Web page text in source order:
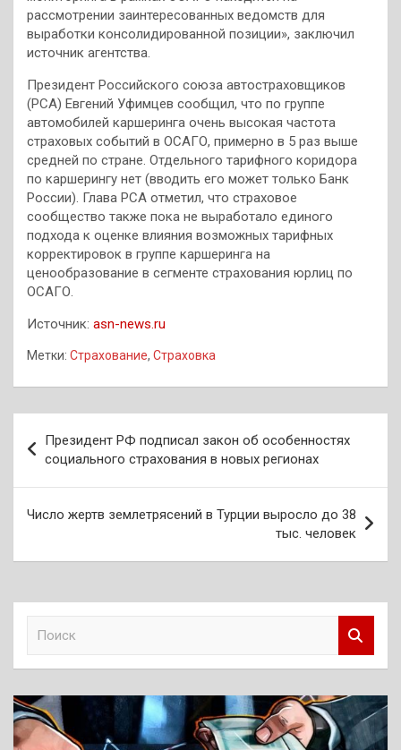
рассмотрении заинтересованных ведомств для
выработки консолидированной позиции», заключил
источник агентства.
Президент Российского союза автостраховщиков
(РСА) Евгений Уфимцев сообщил, что по группе
автомобилей каршеринга очень высокая частота
страховых событий в ОСАГО, примерно в 5 раз выше
средней по стране. Отдельного тарифного коридора
по каршерингу нет (вводить его может только Банк
России). Глава РСА отметил, что страховое
сообщество также пока не выработало единого
подхода к оценке влияния возможных тарифных
корректировок в группе каршеринга на
ценообразование в сегменте страхования юрлиц по
ОСАГО.
Источник: asn-news.ru
Метки: Страхование, Страховка
по
записям
Президент РФ подписал закон об особенностях
социального страхования в новых регионах
Число жертв землетрясений в Турции выросло до 38
тыс. человек
к